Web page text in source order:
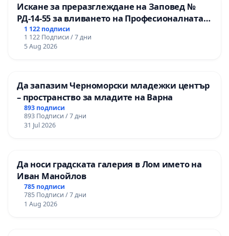
Искане за преразглеждане на Заповед №
РД-14-55 за вливането на Професионалната
гимназия по промишлени технологии в
Професионалната гимназия по икономика и
мениджмънт – гр. Пазарджик
1 122 подписи
1 122 Подписи / 7 дни
5 Aug 2026
Да запазим Черноморски младежки център
– пространство за младите на Варна
893 подписи
893 Подписи / 7 дни
31 Jul 2026
Да носи градската галерия в Лом името на
Иван Манойлов
785 подписи
785 Подписи / 7 дни
1 Aug 2026